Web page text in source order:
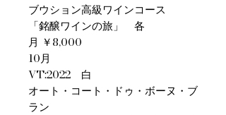
ブウション高級ワインコース
​「銘醸ワインの旅」 各
月 ￥8,000
10月
VT:2022 白
オート・コート・ドゥ・ボーヌ・ブ
ラン